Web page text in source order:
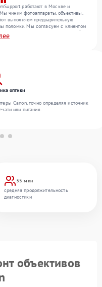
работают в Москве и
чиним фотоаппараты, объективы,
выполняем предварительную
поломки. Мы согласуем с клиентом
выполняем ремонт с заменой
качество оказанных услуг
35 мин
средняя продолжительность
диагностики
оптики
Canon, точно определяя источник
или питания.
объективов